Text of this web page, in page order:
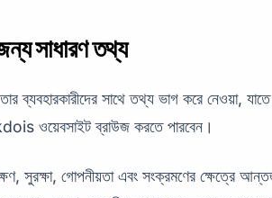
সাধারণ তথ্য
সাথে তথ্য ভাগ করে নেওয়া,
ওয়েবসাইট ব্রাউজ করতে পারবেন।
গোপনীয়তা এবং সংক্রমণের ক্ষেত্রে